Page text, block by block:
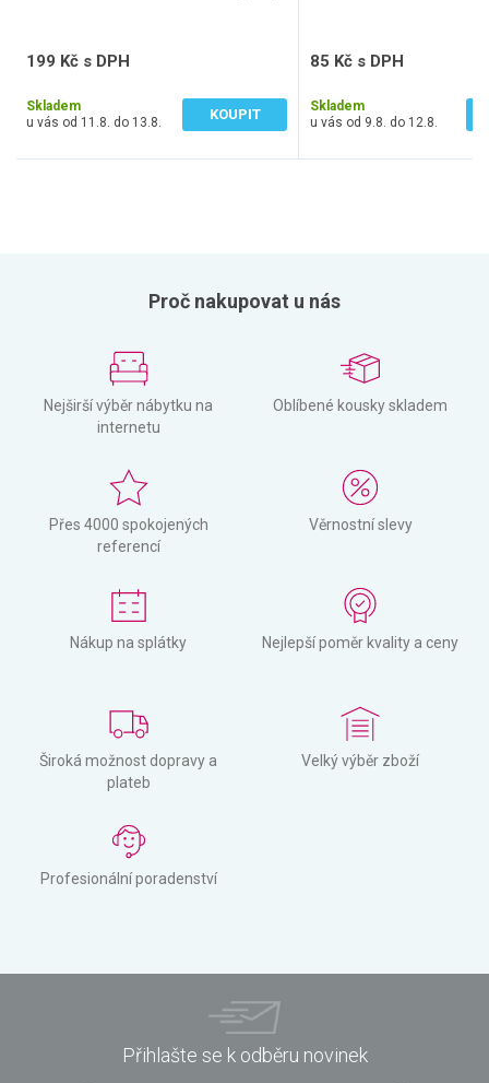
199 Kč s DPH
Skladem
u vás od 11.8. do 13.8.
KOUPIT
85 Kč s DPH
Skladem
u vás od 9.8. do 12.8.
Proč nakupovat u nás
Nejširší výběr nábytku na
internetu
Oblíbené kousky skladem
Přes 4000 spokojených
referencí
Věrnostní slevy
Nákup na splátky Nejlepší poměr kvality a ceny
Široká možnost dopravy a
plateb
Velký výběr zboží
Profesionální poradenství
Přihlašte se k odběru novinek